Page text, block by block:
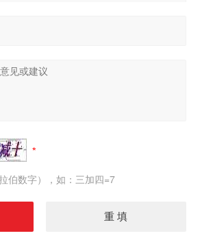
伯数字），如：三加四=7